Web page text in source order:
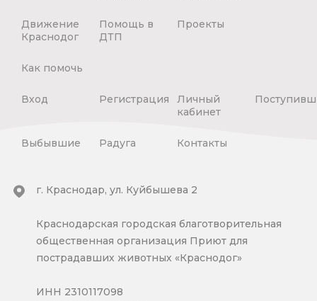
Движение
Краснодог
Помощь в
ДТП
Проекты
Как помочь
Вход Регистрация
Личный
кабинет
Выбывшие Радуга Контакты
г. Краснодар, ул. Куйбышева 2
Краснодарская городская благотворительная
общественная организация Приют для
пострадавших животных «Краснодог»
ИНН 2310117098